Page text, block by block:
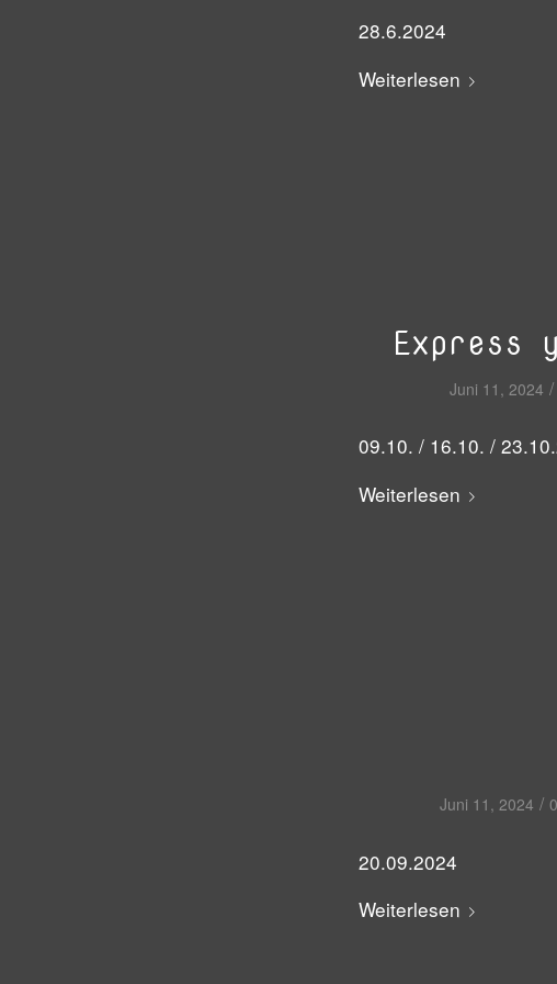
28.6.2024
Weiterlesen
Juni 11, 2024 /
09.10. / 16.10. /
Weiterlesen
Juni 11, 2024 /
20.09.2024
Weiterlesen